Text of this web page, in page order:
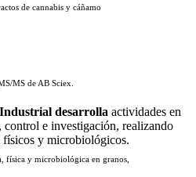
de cannabis y cáñamo
MS de AB Sciex.
física y microbiológica en granos,
desarrolla actividades en
control e investigación, realizando
y microbiológicos.